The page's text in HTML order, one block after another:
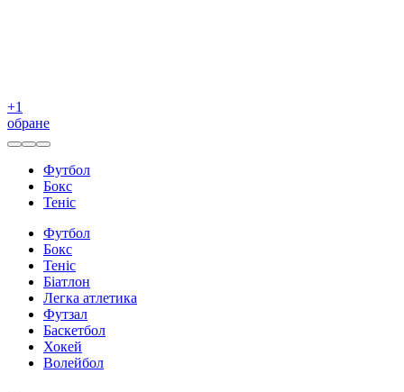
+1
обране
Футбол
Бокс
Теніс
Футбол
Бокс
Теніс
Біатлон
Легка атлетика
Футзал
Баскетбол
Хокей
Волейбол